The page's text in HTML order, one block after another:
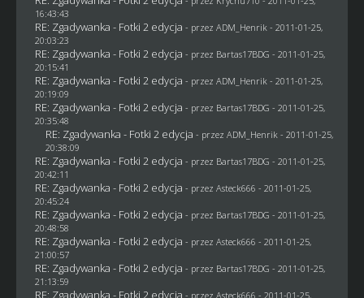
16:43:43
RE: Zgadywanka - Fotki 2 edycja - przez ADM_Henrik - 2011-01-25,
20:03:23
RE: Zgadywanka - Fotki 2 edycja - przez Bartas17BDG - 2011-01-25,
20:15:41
RE: Zgadywanka - Fotki 2 edycja - przez ADM_Henrik - 2011-01-25,
20:19:09
RE: Zgadywanka - Fotki 2 edycja - przez Bartas17BDG - 2011-01-25,
20:35:48
RE: Zgadywanka - Fotki 2 edycja - przez ADM_Henrik - 2011-01-25,
20:38:09
RE: Zgadywanka - Fotki 2 edycja - przez Bartas17BDG - 2011-01-25,
20:42:11
RE: Zgadywanka - Fotki 2 edycja - przez Asteck666 - 2011-01-25,
20:45:24
RE: Zgadywanka - Fotki 2 edycja - przez Bartas17BDG - 2011-01-25,
20:48:58
RE: Zgadywanka - Fotki 2 edycja - przez Asteck666 - 2011-01-25,
21:00:57
RE: Zgadywanka - Fotki 2 edycja - przez Bartas17BDG - 2011-01-25,
21:13:59
RE: Zgadywanka - Fotki 2 edycja - przez Asteck666 - 2011-01-25,